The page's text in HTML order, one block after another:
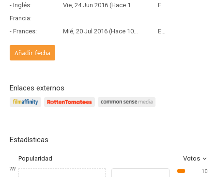
- Inglés:
Vie, 24 Jun 2016 (Hace 10 años y 1 mes)
Estreno
Francia:
- Frances:
Mié, 20 Jul 2016 (Hace 10 años) Estreno
Añadir fecha
Enlaces externos
Estadísticas
Popularidad Votos
???
10